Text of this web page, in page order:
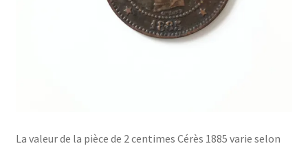
La valeur de la pièce de 2 centimes Cérès 1885 varie selon